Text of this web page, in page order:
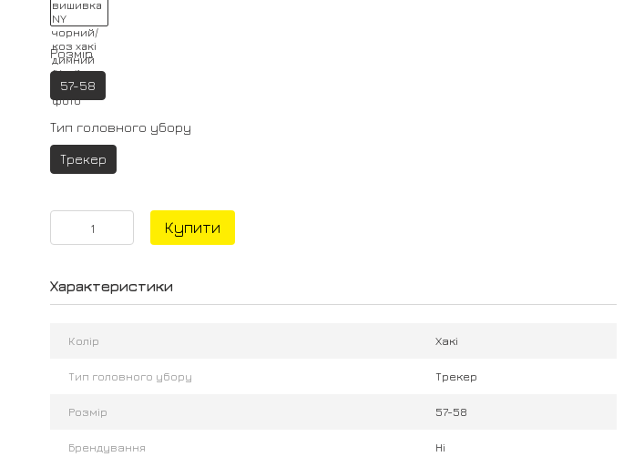
Розмір
57-58
Тип головного убору
Трекер
Купити
Характеристики
Колір Хакі
Тип головного убору Трекер
Розмір 57-58
Брендування Ні